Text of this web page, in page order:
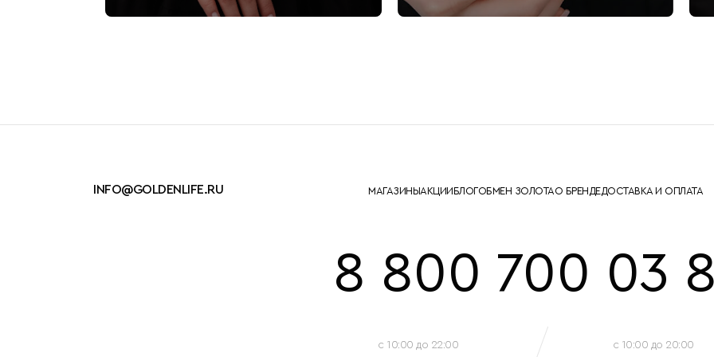
INFO@GOLDENLIFE.RU МАГАЗИНЫАКЦИИБЛОГОБМЕН ЗОЛОТАО БРЕНДЕДОСТАВКА И ОПЛАТА
8 800 700 03
c 10:00 до 22:00 c 10:00 до 20:00